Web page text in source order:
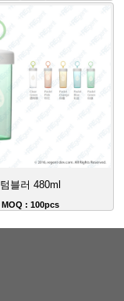
텀블러 480ml
MOQ : 100pcs